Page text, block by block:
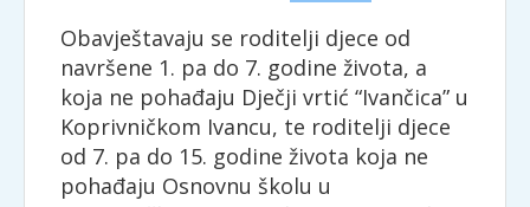
Obavještavaju se roditelji djece od
navršene 1. pa do 7. godine života, a
koja ne pohađaju Dječji vrtić “Ivančica” u
Koprivničkom Ivancu, te roditelji djece
od 7. pa do 15. godine života koja ne
pohađaju Osnovnu školu u